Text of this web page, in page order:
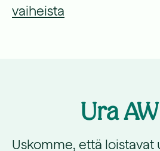
vaiheista
Ura
Uskomme, että loistavat